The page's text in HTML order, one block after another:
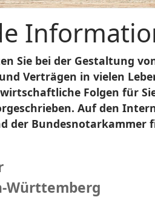
Sie bei der Gestaltung
Verträgen in vielen
Folgen für
Auf den
der
Württemberg